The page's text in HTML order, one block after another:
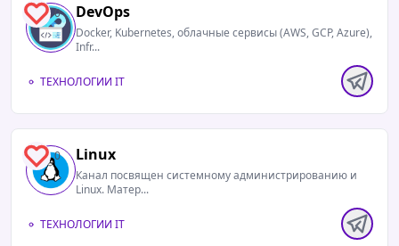
0 DevOps
Docker, Kubernetes, облачные сервисы (AWS, GCP, Azure),
Infr...
ТЕХНОЛОГИИ IT
0 Linux
Канал посвящен системному администрированию и
Linux. Матер...
ТЕХНОЛОГИИ IT